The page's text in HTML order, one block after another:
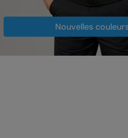
Nouvelles